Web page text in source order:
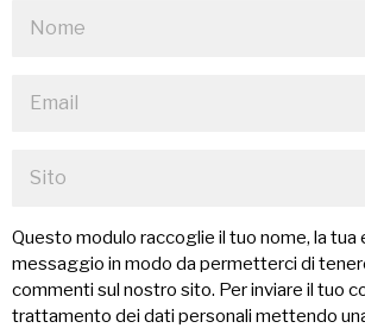
Questo modulo raccoglie il tuo nome, la tua
messaggio in modo da permetterci di
commenti sul nostro sito. Per inviare il tuo
trattamento dei dati personali mettendo